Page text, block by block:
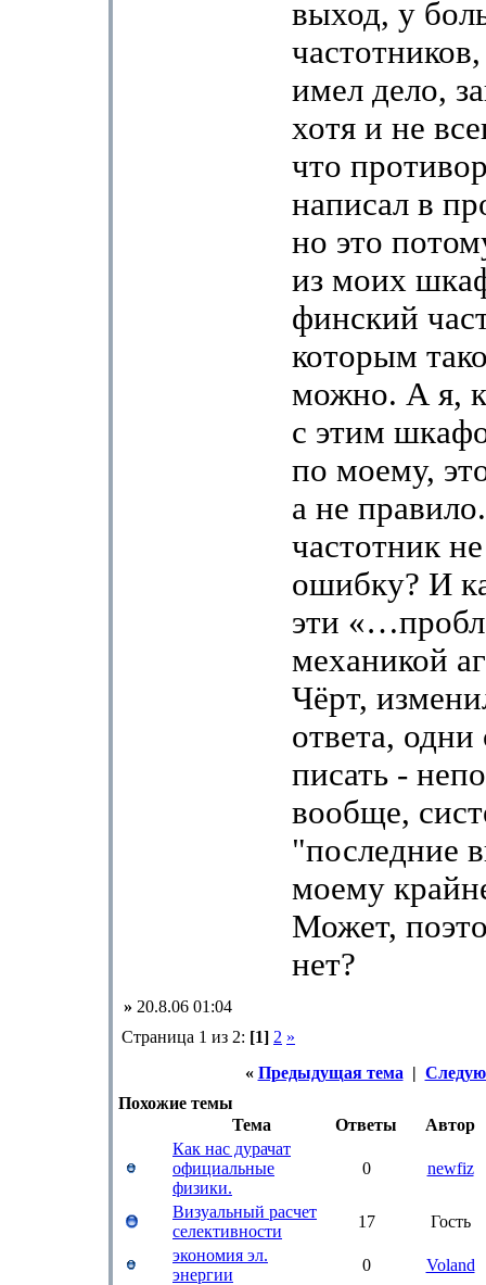
выход, у
имел дело,
хотя и не
что
написал в
но это
из моих
финский
которым
можно. А я,
с этим
по моему,
а не
частотник
ошибку? И
эти
механикой
Чёрт,
ответа,
писать -
вообще,
"последние
моему
Может,
нет?
» 20.8.06 01:04
Страница 1 из 2: [1] 2 »
« Предыдущая тема |
Похожие темы
Тема
Ответы
Автор
Как нас дурачат
официальные
физики.
0 newfiz
Визуальный расчет
селективности
17
Гость
экономия эл.
энергии
0
Voland